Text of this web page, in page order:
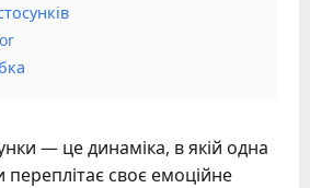
— це динаміка, в якій одна
переплітає своє емоційне